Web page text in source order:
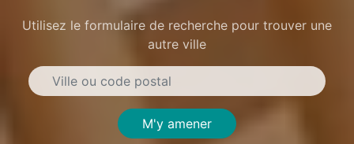
Utilisez le formulaire de recherche pour trouver une
autre ville
M'y amener